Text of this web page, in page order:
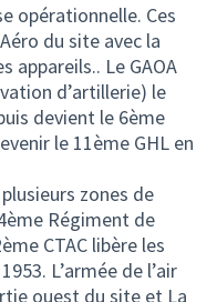
opérationnelle. Ces
du site avec la
appareils.. Le GAOA
d’artillerie) le
devient le 6ème
le 11ème GHL en
zones de
Régiment de
CTAC libère les
L’armée de l’air
ouest du site et La